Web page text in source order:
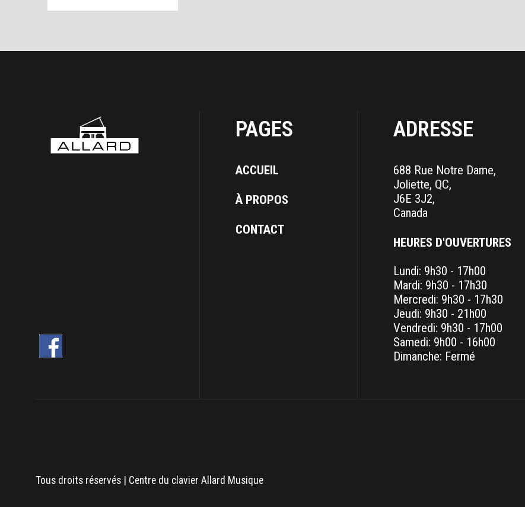
PAGES
ACCUEIL
À PROPOS
CONTACT
ADRESSE
688 Rue Notre Dame,
Joliette, QC,
J6E 3J2,
Canada
HEURES D'OUVERTURES
Lundi: 9h30 - 17h00
Mardi: 9h30 - 17h30
Mercredi: 9h30 - 17h30
Jeudi: 9h30 - 21h00
Vendredi: 9h30 - 17h00
Samedi: 9h00 - 16h00
Dimanche: Fermé
Tous droits réservés | Centre du clavier Allard Musique